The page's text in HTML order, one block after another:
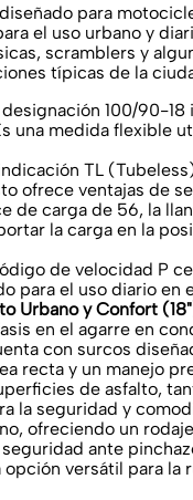
para
el uso urbano y
scramblers y
típicas de la
designación 100/90-
una medida flexible
TL
ofrece ventajas de
de carga de 56, la
la carga en la
de velocidad P
para el uso diario
Urbano y Confort
en el agarre en
con surcos
recta y un manejo
de asfalto,
la seguridad y
ofreciendo un
ante
opción versátil para la